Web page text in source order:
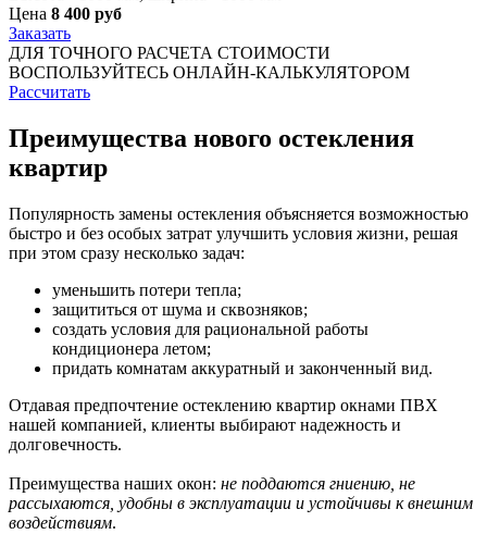
Цена 8 400 руб
Заказать
ДЛЯ ТОЧНОГО РАСЧЕТА СТОИМОСТИ
ВОСПОЛЬЗУЙТЕСЬ ОНЛАЙН-КАЛЬКУЛЯТОРОМ
Рассчитать
Преимущества нового остекления
квартир
Популярность замены остекления объясняется возможностью
быстро и без особых затрат улучшить условия жизни, решая
при этом сразу несколько задач:
уменьшить потери тепла;
защититься от шума и сквозняков;
создать условия для рациональной работы
кондиционера летом;
придать комнатам аккуратный и законченный вид.
Отдавая предпочтение остеклению квартир окнами ПВХ
нашей компанией, клиенты выбирают надежность и
долговечность.
Преимущества наших окон: не поддаются гниению, не
рассыхаются, удобны в эксплуатации и устойчивы к внешним
воздействиям.